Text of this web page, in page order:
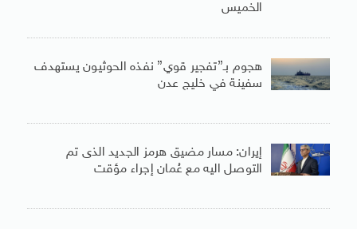
الخميس
هجوم بـ”تفجير قوي” نفذه الحوثيون يستهدف
سفينة في خليج عدن
إيران: مسار مضيق هرمز الجديد الذى تم
التوصل اليه مع عُمان إجراء مؤقت